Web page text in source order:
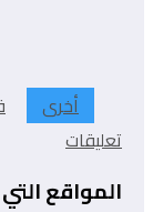
أخرى
تعليقات
المواقع